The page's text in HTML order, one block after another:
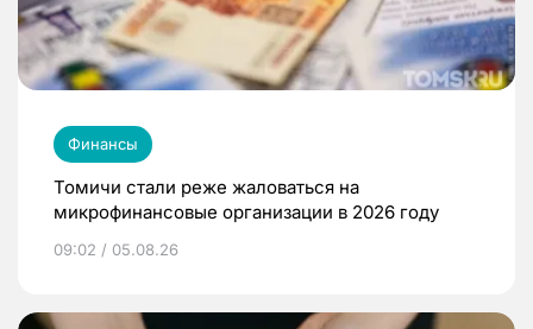
Финансы
Томичи стали реже жаловаться на
микрофинансовые организации в 2026 году
09:02 / 05.08.26